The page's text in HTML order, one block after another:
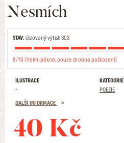
Nesmích
STAV:číslovaný výtisk 303
8/10 (Velmi pěkné, pouze drobná poškození)
ILUSTRACE
-
KATEGORIE
POEZIE
DALŠÍ INFORMACE
40 Kč